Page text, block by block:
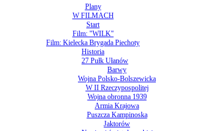
Plany
W FILMACH
Start
Film: "WILK"
Film: Kielecka Brygada Piechoty
Historia
27 Pułk Ułanów
Barwy
Wojna Polsko-Bolszewicka
W II Rzeczypospolitej
Wojna obronna 1939
Armia Krajowa
Puszcza Kampinoska
Jaktorów